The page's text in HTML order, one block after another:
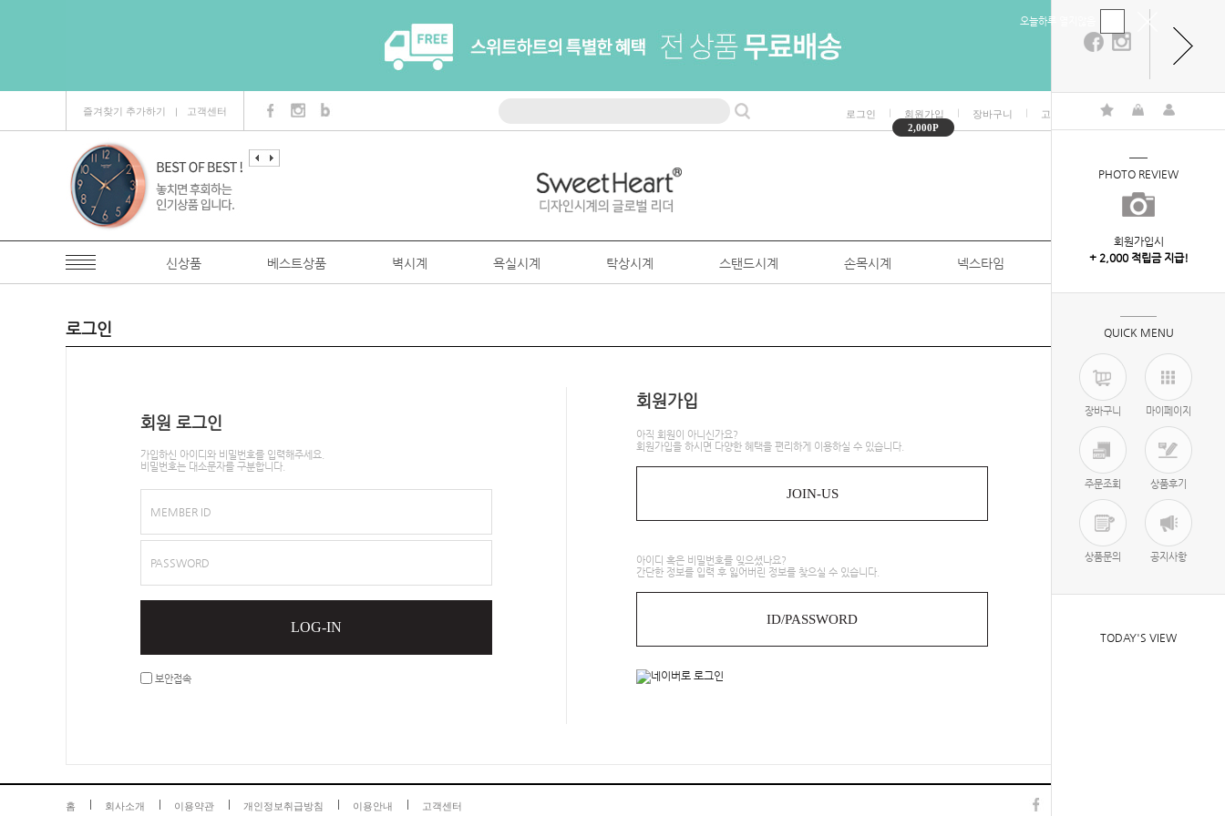
PHOTO REVIEW
회원가입시
+ 2,000 적립금 지급!
QUICK MENU
장바구니 마이페이지
주문조회 상품후기
상품문의 공지사항
TODAY'S VIEW
오늘하루 열지않음
즐겨찾기 추가하기 ㅣ 고객센터 로그인
회원가입
2,000P
장바구니 고객센터 마이페이지
신상품 베스트상품 벽시계 욕실시계 탁상시계 스탠드시계 손목시계 넥스타임 특판/대량구매
로그인
회원 로그인
가입하신 아이디와 비밀번호를 입력해주세요.
비밀번호는 대소문자를 구분합니다.
MEMBER ID
PASSWORD
LOG-IN
보안접속
회원가입
아직 회원이 아니신가요?
회원가입을 하시면 다양한 혜택을 편리하게 이용하실 수 있습니다.
JOIN-US
아이디 혹은 비밀번호를 잊으셨나요?
간단한 정보를 입력 후 잃어버린 정보를 찾으실 수 있습니다.
ID/PASSWORD
홈 회사소개 이용약관 개인정보취급방침 이용안내 고객센터